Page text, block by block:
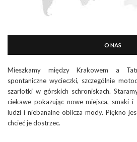
O NAS
Mieszkamy między Krakowem a
spontaniczne wycieczki, szczególnie
szarlotki w górskich schroniskach.
ciekawe pokazując nowe miejsca, smaki i
ludzi i niebanalne oblicza mody. Piękno
chcieć je dostrzec.